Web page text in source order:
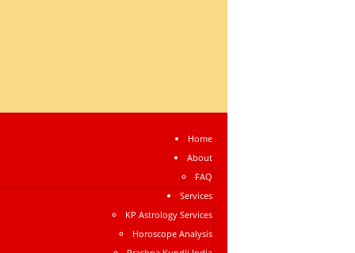
Home
About
FAQ
Services
KP Astrology Services
Horoscope Analysis